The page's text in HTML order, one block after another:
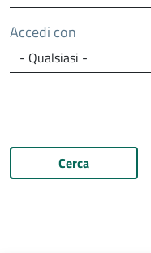
Accedi con
Cerca